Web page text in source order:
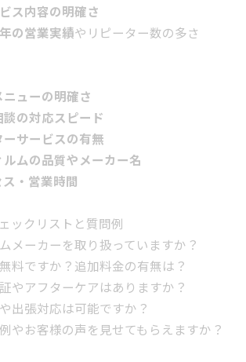
ス内容の明確さ
の営業実績やリピーター数の多さ
ューの明確さ
の対応スピード
サービスの有無
ムの品質やメーカー名
・営業時間
ックリストと質問例
メーカーを取り扱っていますか？
料ですか？追加料金の有無は？
やアフターケアはありますか？
出張対応は可能ですか？
やお客様の声を見せてもらえますか？